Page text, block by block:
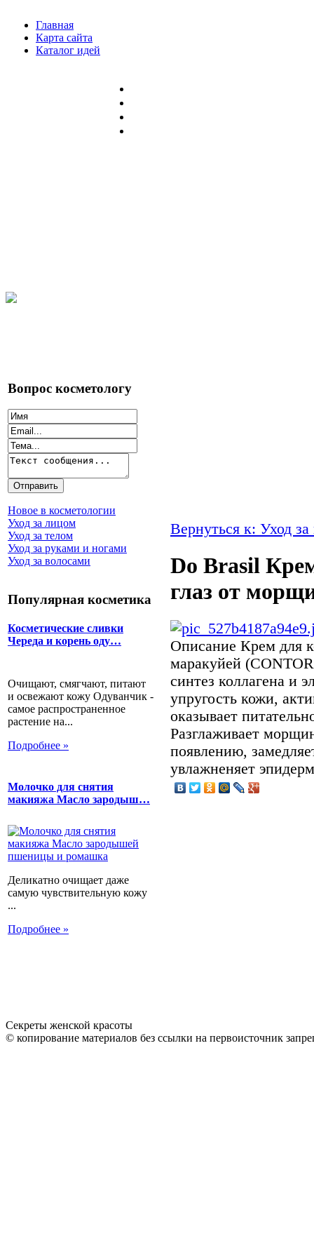
Главная
Карта сайта
Каталог идей
Вопрос косметологу
Новое в косметологии
Уход за лицом
Уход за телом
Уход за руками и ногами
Уход за волосами
Популярная косметика
Косметические сливки
Череда и корень оду…
Очищают, смягчают, питают
и освежают кожу Одуванчик -
самое распространенное
растение на...
Подробнее »
Молочко для снятия
макияжа Масло зародыш…
Деликатно очищает даже
самую чувствительную кожу
...
Подробнее »
Вернуться к: Уход за
Do Brasil
глаз от
Описание Крем для
маракуйей
синтез коллагена и
упругость кожи,
оказывает
Разглаживает
появлению,
увлажненяет
Секреты женской красоты
© копирование материалов без ссылки на первоисточник